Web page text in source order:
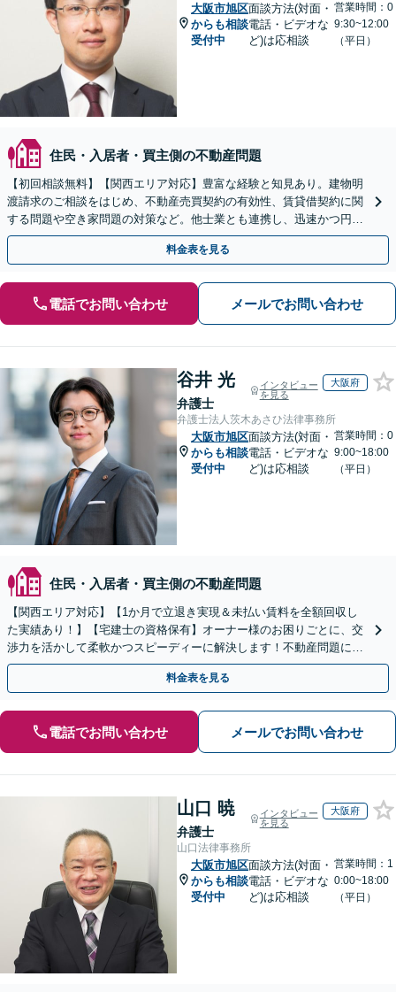
大阪市旭区
からも相談
受付中
面談方法(対面・
電話・ビデオな
ど)は応相談
営業時間：0
9:30~12:00
（平日）
住民・入居者・買主側の不動産問題
【初回相談無料】【関西エリア対応】豊富な経験と知見あり。建物明
渡請求のご相談をはじめ、不動産売買契約の有効性、賃貸借契約に関
する問題や空き家問題の対策など。他士業とも連携し、迅速かつ円滑
な解決を目指します【顧問契約】【西宮北口駅3分】
料金表を見る
電話でお問い合わせ メールでお問い合わせ
谷井 光
弁護士
インタビュー
を見る
大阪府
弁護士法人茨木あさひ法律事務所
大阪市旭区
からも相談
受付中
面談方法(対面・
電話・ビデオな
ど)は応相談
営業時間：0
9:00~18:00
（平日）
住民・入居者・買主側の不動産問題
【関西エリア対応】【1か月で立退き実現＆未払い賃料を全額回収し
た実績あり！】【宅建士の資格保有】オーナー様のお困りごとに、交
渉力を活かして柔軟かつスピーディーに解決します！不動産問題に幅
広く対応しています。
料金表を見る
電話でお問い合わせ メールでお問い合わせ
山口 暁
弁護士
インタビュー
を見る
大阪府
山口法律事務所
大阪市旭区
からも相談
受付中
面談方法(対面・
電話・ビデオな
ど)は応相談
営業時間：1
0:00~18:00
（平日）